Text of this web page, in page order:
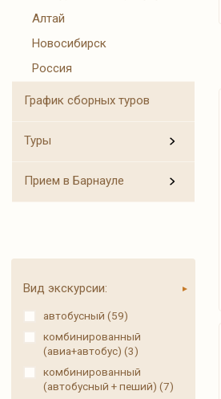
Алтай
Новосибирск
Россия
График сборных туров
Туры
Прием в Барнауле
Вид экскурсии:
автобусный (59)
комбинированный
(авиа+автобус) (3)
комбинированный
(автобусный + пеший) (7)